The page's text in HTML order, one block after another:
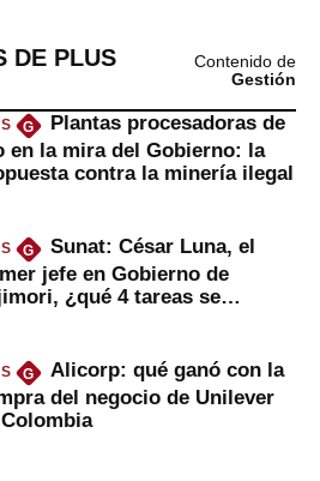
DE PLUS
Contenido de
Gestión
G
Plantas procesadoras de
en la mira del Gobierno: la
contra la minería ilegal
G
Sunat: César Luna, el
jefe en Gobierno de
¿qué 4 tareas se
G
Alicorp: qué ganó con la
del negocio de Unilever